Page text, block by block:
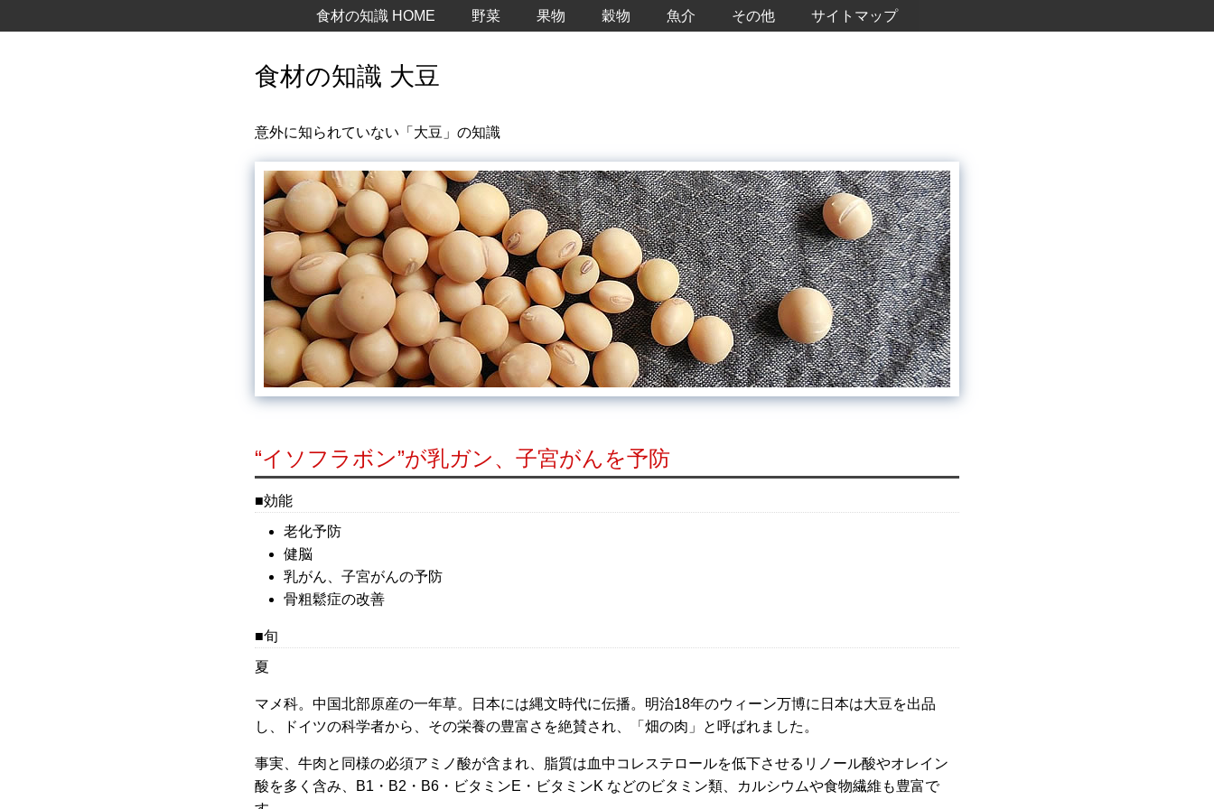
食材の知識 大豆
意外に知られていない「大豆」の知識
食材の知識 HOME 野菜 果物 穀物 魚介 その他 サイトマップ
“イソフラボン”が乳ガン、子宮がんを予防
効能
老化予防
健脳
乳がん、子宮がんの予防
骨粗鬆症の改善
旬
夏
マメ科。中国北部原産の一年草。日本には縄文時代に伝播。明治18年のウィーン万博に日本は大豆を出品
し、ドイツの科学者から、その栄養の豊富さを絶賛され、「畑の肉」と呼ばれました。
事実、牛肉と同様の必須アミノ酸が含まれ、脂質は血中コレステロールを低下させるリノール酸やオレイン
酸を多く含み、B1・B2・B6・ビタミンE・ビタミンK などのビタミン類、カルシウムや食物繊維も豊富で